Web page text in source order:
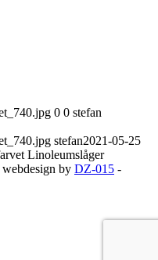
0 0 stefan
stefan2021-05-25
Linoleumslåger
by DZ-015 -